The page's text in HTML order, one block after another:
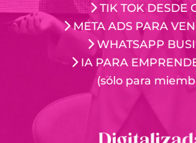
TIK TOK DESDE
META ADS PARA
WHATSAPP
IA PARA
(sólo para